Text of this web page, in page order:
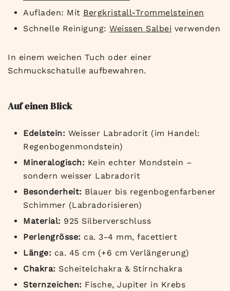
Aufladen: Mit Bergkristall-Trommelsteinen
Schnelle Reinigung: Weissen Salbei verwenden
In einem weichen Tuch oder einer
Schmuckschatulle aufbewahren.
Auf einen Blick
Edelstein: Weisser Labradorit (im Handel:
Regenbogenmondstein)
Mineralogisch: Kein echter Mondstein –
sondern weisser Labradorit
Besonderheit: Blauer bis regenbogenfarbener
Schimmer (Labradorisieren)
Material: 925 Silberverschluss
Perlengrösse: ca. 3-4 mm, facettiert
Länge: ca. 45 cm (+6 cm Verlängerung)
Chakra: Scheitelchakra & Stirnchakra
Sternzeichen: Fische, Jupiter in Krebs